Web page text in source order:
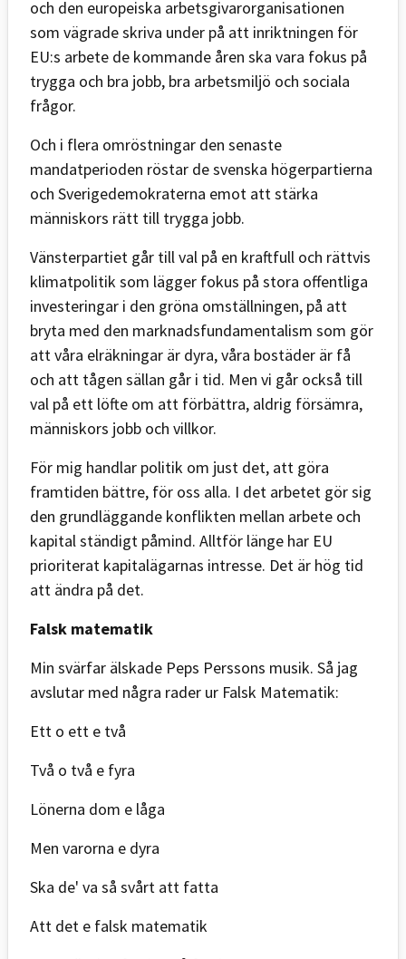
och den europeiska arbetsgivarorganisationen
som vägrade skriva under på att inriktningen för
EU:s arbete de kommande åren ska vara fokus på
trygga och bra jobb, bra arbetsmiljö och sociala
frågor.
Och i flera omröstningar den senaste
mandatperioden röstar de svenska högerpartierna
och Sverigedemokraterna emot att stärka
människors rätt till trygga jobb.
Vänsterpartiet går till val på en kraftfull och rättvis
klimatpolitik som lägger fokus på stora offentliga
investeringar i den gröna omställningen, på att
bryta med den marknadsfundamentalism som gör
att våra elräkningar är dyra, våra bostäder är få
och att tågen sällan går i tid. Men vi går också till
val på ett löfte om att förbättra, aldrig försämra,
människors jobb och villkor.
För mig handlar politik om just det, att göra
framtiden bättre, för oss alla. I det arbetet gör sig
den grundläggande konflikten mellan arbete och
kapital ständigt påmind. Alltför länge har EU
prioriterat kapitalägarnas intresse. Det är hög tid
att ändra på det.
Falsk matematik
Min svärfar älskade Peps Perssons musik. Så jag
avslutar med några rader ur Falsk Matematik:
Ett o ett e två
Två o två e fyra
Lönerna dom e låga
Men varorna e dyra
Ska de' va så svårt att fatta
Att det e falsk matematik